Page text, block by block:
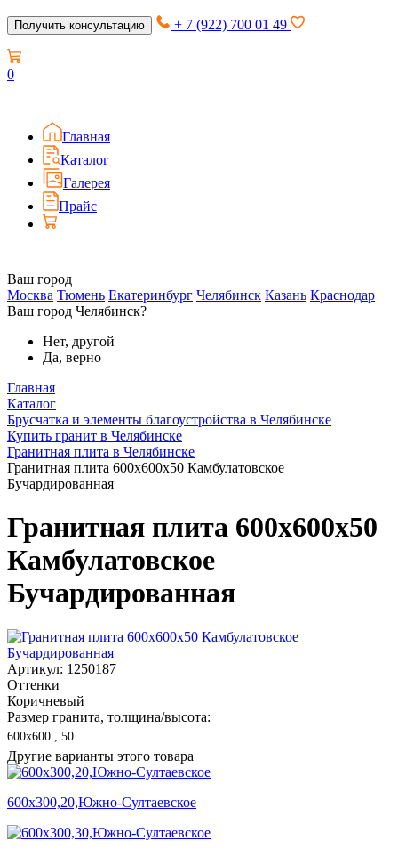
Получить консультацию + 7 (922) 700 01 49
0
Главная
Каталог
Галерея
Прайс
Ваш город
Москва Тюмень Екатеринбург Челябинск Казань Краснодар
Ваш город Челябинск?
Нет, другой
Да, верно
Главная
Каталог
Брусчатка и элементы благоустройства в Челябинске
Купить гранит в Челябинске
Гранитная плита в Челябинске
Гранитная плита 600х600x50 Камбулатовское
Бучардированная
Гранитная плита 600х600x50
Камбулатовское
Бучардированная
Артикул: 1250187
Оттенки
Коричневый
Размер гранита, толщина/высота:
600х600 , 50
Другие варианты этого товара
600х300,20,Южно-Султаевское